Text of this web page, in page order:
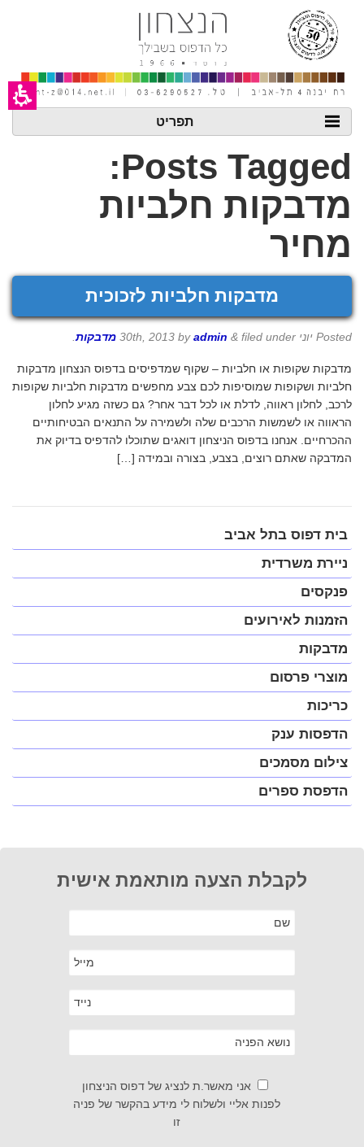
אינטרנט,
אנטר
לאזור
תוכן
תפריט
Posts Tagged:
מדבקות חלביות
מחיר
מדבקות חלביות לזכוכית
Posted יוני 30th, 2013 byadmin & filed under מדבקות
מדבקות שקופות או חלביות – שקוף שמדפיסים בדפוס הנצחון מדבקות
חלביות ושקופות שמוסיפות לכם צבע מחפשים מדבקות חלביות שקופות
לרכב, לחלון ראווה, לדלת או לכל דבר אחר? גם כשזה מגיע לחלון
הראווה או לשמשות הרכבים שלה ולשמירה על התנאים הבטיחותיים
ההכרחיים. אנחנו בדפוס הניצחון דואגים שתוכלו להדפיס בדיוק את
המדבקה שאתם רוצים, בצבע, בצורה ובמידה […]
פתח
תפריט
במצב
נגיש
(התפריט
יפתח
בחלונית
בית דפוס בתל אביב
ניירת משרדית
פנקסים
הזמנות לאירועים
מדבקות
מוצרי פרסום
כריכות
הדפסות ענק
צילום מסמכים
הדפסת ספרים
לקבלת הצעה מותאמת אישית
אני מאשר.ת לנציג של דפוס הניצחון
לפנות אליי ולשלוח לי מידע בהקשר של פניה
זו